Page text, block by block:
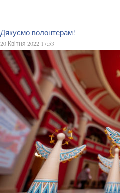
Дякуємо волонтерам!
20 Квітня 2022 17:53